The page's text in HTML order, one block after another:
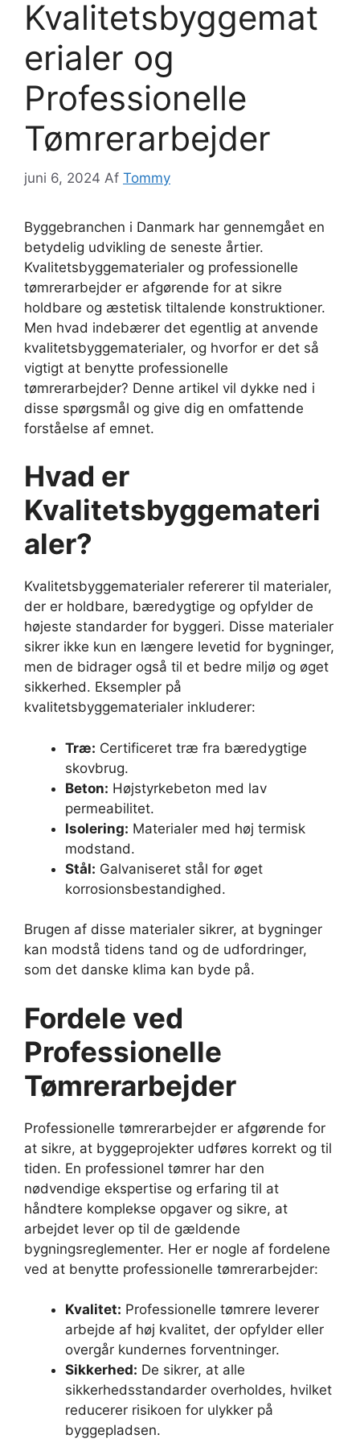
Kvalitetsbyggemat
erialer og
Professionelle
Tømrerarbejder
juni 6, 2024 Af Tommy
Byggebranchen i Danmark har gennemgået en
betydelig udvikling de seneste årtier.
Kvalitetsbyggematerialer og professionelle
tømrerarbejder er afgørende for at sikre
holdbare og æstetisk tiltalende konstruktioner.
Men hvad indebærer det egentlig at anvende
kvalitetsbyggematerialer, og hvorfor er det så
vigtigt at benytte professionelle
tømrerarbejder? Denne artikel vil dykke ned i
disse spørgsmål og give dig en omfattende
forståelse af emnet.
Hvad er
Kvalitetsbyggemateri
aler?
Kvalitetsbyggematerialer refererer til materialer,
der er holdbare, bæredygtige og opfylder de
højeste standarder for byggeri. Disse materialer
sikrer ikke kun en længere levetid for bygninger,
men de bidrager også til et bedre miljø og øget
sikkerhed. Eksempler på
kvalitetsbyggematerialer inkluderer:
Træ: Certificeret træ fra bæredygtige
skovbrug.
Beton: Højstyrkebeton med lav
permeabilitet.
Isolering: Materialer med høj termisk
modstand.
Stål: Galvaniseret stål for øget
korrosionsbestandighed.
Brugen af disse materialer sikrer, at bygninger
kan modstå tidens tand og de udfordringer,
som det danske klima kan byde på.
Fordele ved
Professionelle
Tømrerarbejder
Professionelle tømrerarbejder er afgørende for
at sikre, at byggeprojekter udføres korrekt og til
tiden. En professionel tømrer har den
nødvendige ekspertise og erfaring til at
håndtere komplekse opgaver og sikre, at
arbejdet lever op til de gældende
bygningsreglementer. Her er nogle af fordelene
ved at benytte professionelle tømrerarbejder:
Kvalitet: Professionelle tømrere leverer
arbejde af høj kvalitet, der opfylder eller
overgår kundernes forventninger.
Sikkerhed: De sikrer, at alle
sikkerhedsstandarder overholdes, hvilket
reducerer risikoen for ulykker på
byggepladsen.